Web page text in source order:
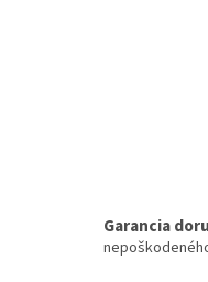
Garancia